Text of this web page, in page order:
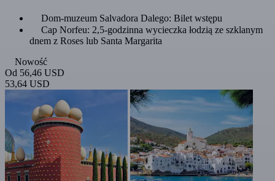
Dom-muzeum Salvadora Dalego: Bilet wstępu
Cap Norfeu: 2,5-godzinna wycieczka łodzią ze szklanym
dnem z Roses lub Santa Margarita
Nowość
Od 56,46 USD
53,64 USD